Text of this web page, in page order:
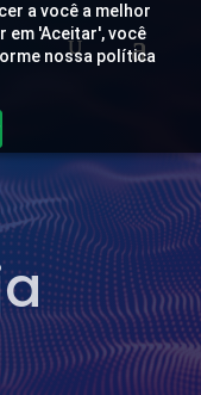
a você a melhor
em 'Aceitar', você
nossa política